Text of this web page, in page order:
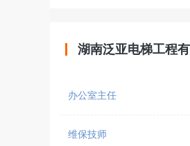
湖南泛亚电梯工程
办公室主任
维保技师